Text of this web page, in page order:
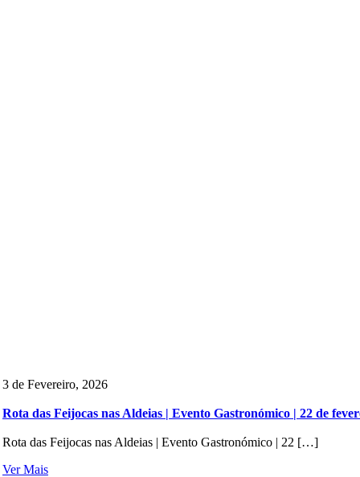
3 de Fevereiro, 2026
Rota das Feijocas nas Aldeias | Evento Gastronómico | 22 de
Rota das Feijocas nas Aldeias | Evento Gastronómico | 22 […]
Ver Mais